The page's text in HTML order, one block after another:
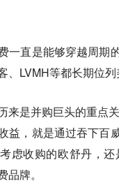
一直是能够穿越周期
、LVMH等都长期位列
来是并购巨头的重点
益，就是通过吞下百
虑收购的欧舒丹，
牌。